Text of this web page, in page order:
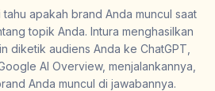
apakah brand Anda muncul saat
topik Anda. Intura menghasilkan
diketik audiens Anda ke ChatGPT,
AI Overview, menjalankannya,
Anda muncul di jawabannya.